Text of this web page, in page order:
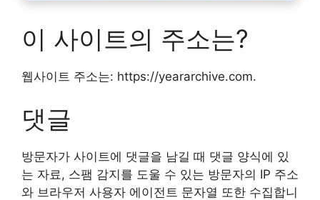
이 사이트의 주소는?
웹사이트 주소는: https://yeararchive.com.
댓글
방문자가 사이트에 댓글을 남길 때 댓글 양식에 있
는 자료, 스팸 감지를 도울 수 있는 방문자의 IP 주소
와 브라우저 사용자 에이전트 문자열 또한 수집합니